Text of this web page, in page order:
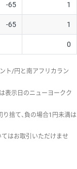
-65 1
-65 1
0
ト/円と南アフリカラン
表示日のニューヨークク
捨て、負の場合1円未満は
はお取引いただけませ